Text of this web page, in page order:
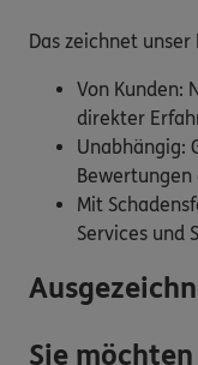
Das zeichnet
Von Kunden:
direkter
Unabhängig:
Mit
Services und
Sie